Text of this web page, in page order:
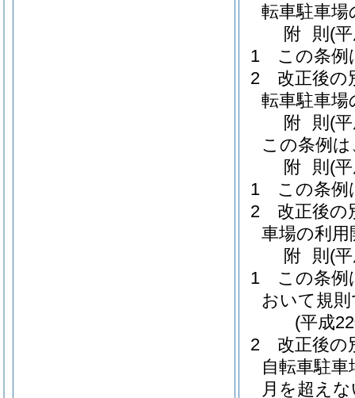
転車駐車場
附 則 (
1
この条例
2
改正後の
転車駐車場
附 則 (
この条例
附 則 (
1
この条例
2
改正後の
車場の利
附 則 (
1
この条例
おいて規
(平成
2
改正後の
自転車駐
月を超え